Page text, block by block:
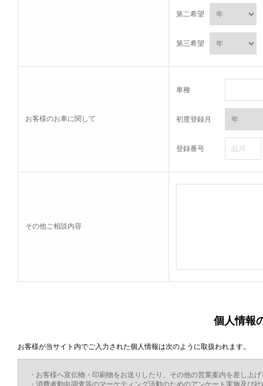
第二希望
第三希望
お客様のお車に関して
車種
初度登録月
登録番号
その他ご相談内容
個人情報
お客様が当サイト内でご入力された個人情報は次のように取扱われます。
・お客様へ宣伝物・印刷物をお送りしたり、その他の営業案内を差し上
・消費者動向調査等のマーケティング活動のためのアンケート実施及び